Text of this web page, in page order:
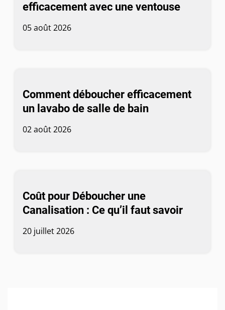
efficacement avec une ventouse
05 août 2026
Comment déboucher efficacement
un lavabo de salle de bain
02 août 2026
Coût pour Déboucher une
Canalisation : Ce qu’il faut savoir
20 juillet 2026